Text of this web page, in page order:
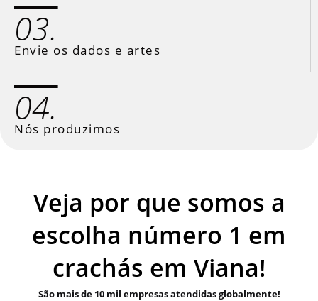
03.
Envie os dados e artes
04.
Nós produzimos
Veja por que somos a
escolha número 1 em
crachás em Viana!
São mais de 10 mil empresas atendidas globalmente!